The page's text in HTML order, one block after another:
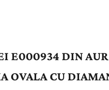
E000934 DIN
OVALA CU